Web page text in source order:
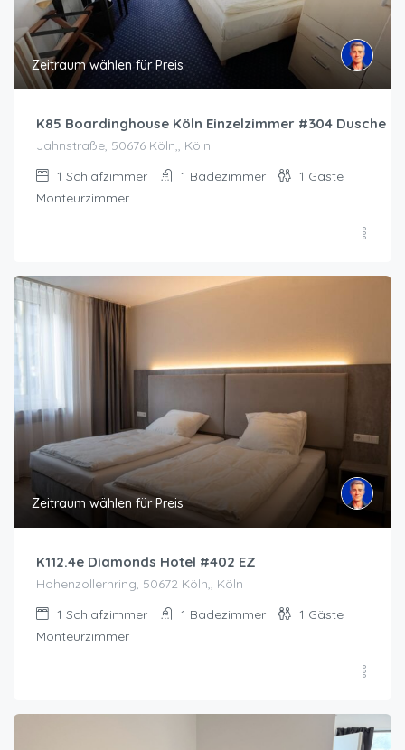
Zeitraum wählen für Preis
K85 Boardinghouse Köln Einzelzimmer #304 Dusche
Jahnstraße, 50676 Köln,, Köln
1 Schlafzimmer 1 Badezimmer 1 Gäste
Monteurzimmer
Zeitraum wählen für Preis
K112.4e Diamonds Hotel #402 EZ
Hohenzollernring, 50672 Köln,, Köln
1 Schlafzimmer 1 Badezimmer 1 Gäste
Monteurzimmer